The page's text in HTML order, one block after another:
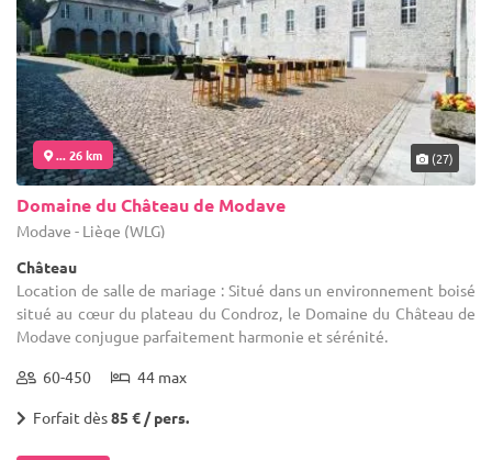
... 26 km (27)
Domaine du Château de Modave
Modave - Liège (WLG)
Château
Location de salle de mariage : Situé dans un environnement boisé
situé au cœur du plateau du Condroz, le Domaine du Château de
Modave conjugue parfaitement harmonie et sérénité.
60-450 44 max
Forfait dès85 € / pers.